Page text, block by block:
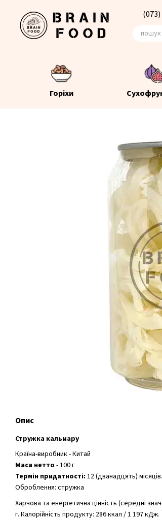
Горіхи
Опис
Стружка кальмару
Країна-виробник - Китай
Маса нетто - 100 г
Термін придатності: 12 (дванадцять) місяців.
Оброблення: стружка
Харчова та енергетична цінність (середні
г. Калорійність продукту: 286 ккал / 1 197 кДж.